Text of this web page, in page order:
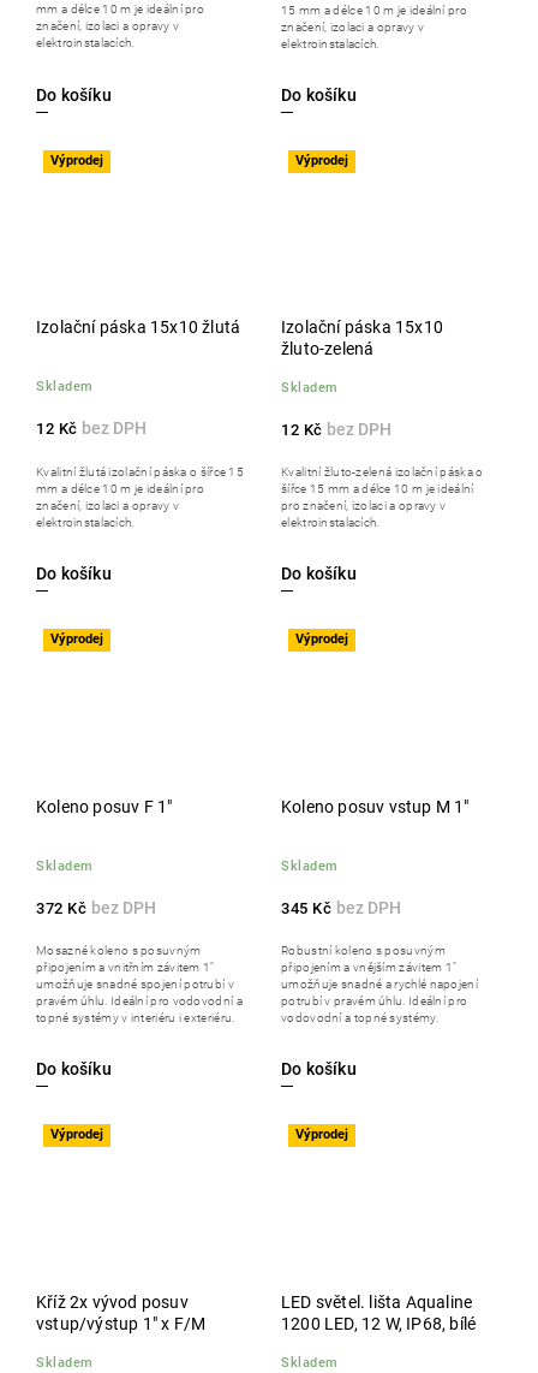
Do košíku
mm a délce 10 m je ideální pro
značení, izolaci a opravy v
elektroinstalacích.
Do košíku
15 mm a délce 10 m je ideální pro
značení, izolaci a opravy v
elektroinstalacích.
Výprodej
Izolační páska 15x10 žlutá
Skladem
12 Kč
Do košíku
Kvalitní žlutá izolační páska o šířce 15
mm a délce 10 m je ideální pro
značení, izolaci a opravy v
elektroinstalacích.
Výprodej
Izolační páska 15x10
žluto-zelená
Skladem
12 Kč
Do košíku
Kvalitní žluto-zelená izolační páska o
šířce 15 mm a délce 10 m je ideální
pro značení, izolaci a opravy v
elektroinstalacích.
Výprodej
Koleno posuv F 1"
Skladem
372 Kč
Do košíku
Mosazné koleno s posuvným
připojením a vnitřním závitem 1"
umožňuje snadné spojení potrubí v
pravém úhlu. Ideální pro vodovodní a
topné systémy v interiéru i exteriéru.
Výprodej
Koleno posuv vstup M 1"
Skladem
345 Kč
Do košíku
Robustní koleno s posuvným
připojením a vnějším závitem 1"
umožňuje snadné a rychlé napojení
potrubí v pravém úhlu. Ideální pro
vodovodní a topné systémy.
Výprodej
Kříž 2x vývod posuv
vstup/výstup 1" x F/M
Skladem
Výprodej
LED světel. lišta Aqualine
1200 LED, 12 W, IP68, bílé
Skladem